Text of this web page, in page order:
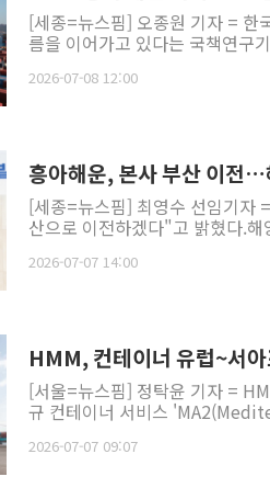
[세종=뉴스핌] 오종원 기자 = 한
름을 이어가고 있다는 국책연구
2026-07-08 12:00
흥아해운, 본사 부산 이전
[세종=뉴스핌] 최영수 선임기자
산으로 이전하겠다"고 밝혔다.
2026-07-07 14:00
HMM, 컨테이너 유럽~서
[서울=뉴스핌] 정탁윤 기자 =
규 컨테이너 서비스
2026-07-07 09:07